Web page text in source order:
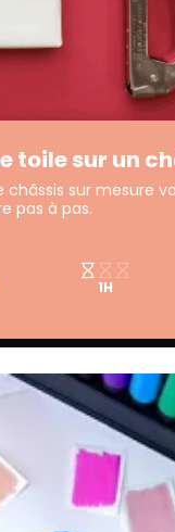
toile sur un
châssis sur mesure
pas à pas.
1H